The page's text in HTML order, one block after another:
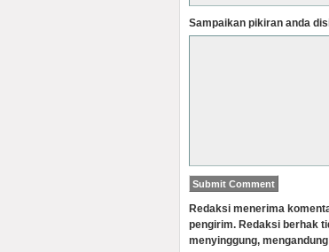
Sampaikan pikiran anda
Redaksi menerima
pengirim. Redaksi berhak
menyinggung,